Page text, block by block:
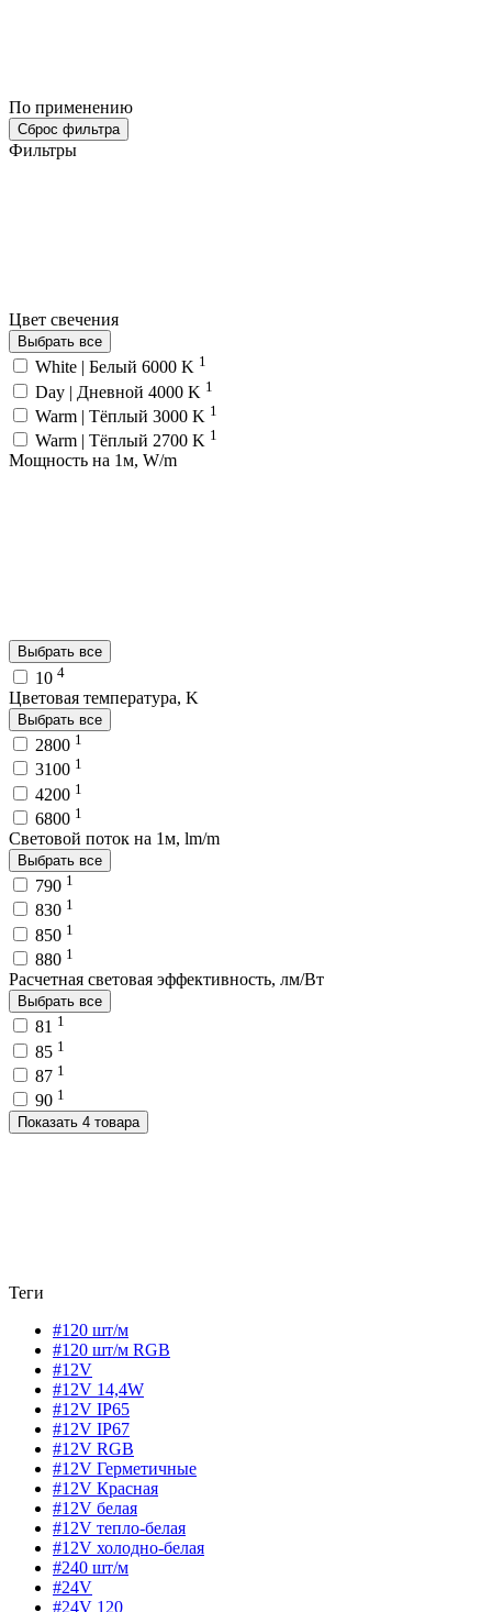
По применению
Сброс фильтра
Фильтры
Цвет свечения
Выбрать все
White | Белый 6000 K 1
Day | Дневной 4000 K 1
Warm | Тёплый 3000 K 1
Warm | Тёплый 2700 K 1
Мощность на 1м, W/m
Выбрать все
10 4
Цветовая температура, K
Выбрать все
2800 1
3100 1
4200 1
6800 1
Световой поток на 1м, lm/m
Выбрать все
790 1
830 1
850 1
880 1
Расчетная световая эффективность, лм/Вт
Выбрать все
81 1
85 1
87 1
90 1
Показать 4 товара
Теги
#120 шт/м
#120 шт/м RGB
#12V
#12V 14,4W
#12V IP65
#12V IP67
#12V RGB
#12V Герметичные
#12V Красная
#12V белая
#12V тепло-белая
#12V холодно-белая
#240 шт/м
#24V
#24V 120